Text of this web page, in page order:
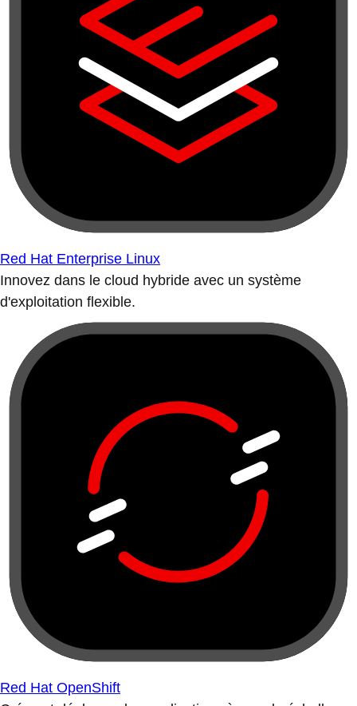
Red Hat Enterprise Linux
Innovez dans le cloud hybride avec un système
d'exploitation flexible.
Red Hat OpenShift